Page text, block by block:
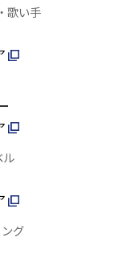
歌い手
ル
グ